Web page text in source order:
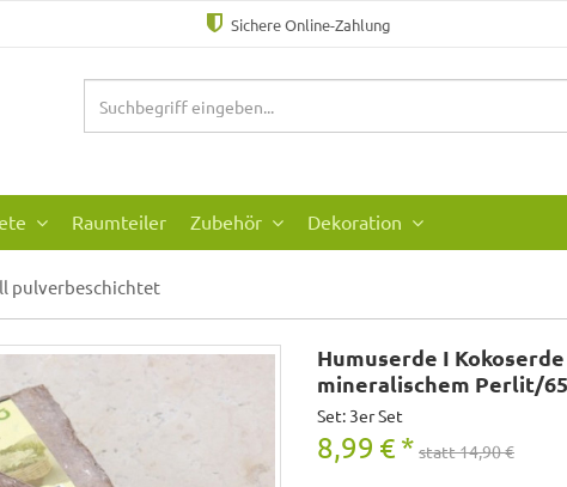
Sichere Online-Zahlung
Raumteiler Zubehör Dekoration
pulverbeschichtet
Humuserde I
mineralischem Perlit/
Set: 3er Set
8,99 € * statt 14,90 €